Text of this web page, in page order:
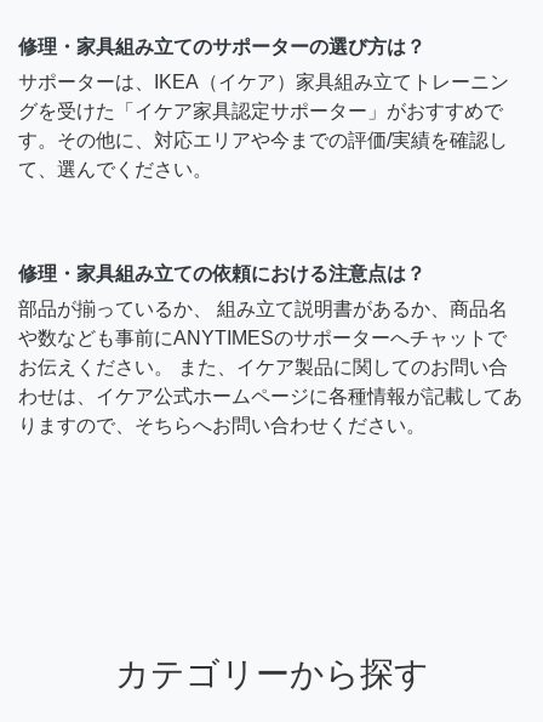
修理・家具組み立てのサポーターの選び方は？
サポーターは、IKEA（イケア）家具組み立てトレーニン
グを受けた「イケア家具認定サポーター」がおすすめで
す。その他に、対応エリアや今までの評価/実績を確認し
て、選んでください。
修理・家具組み立ての依頼における注意点は？
部品が揃っているか、 組み立て説明書があるか、商品名
や数なども事前にANYTIMESのサポーターへチャットで
お伝えください。 また、イケア製品に関してのお問い合
わせは、イケア公式ホームページに各種情報が記載してあ
りますので、そちらへお問い合わせください。
カテゴリーから探す